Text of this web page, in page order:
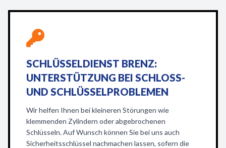
SCHLÜSSELDIENST BRENZ:
UNTERSTÜTZUNG BEI SCHLOSS-
UND SCHLÜSSELPROBLEMEN
Wir helfen Ihnen bei kleineren Störungen wie
klemmenden Zylindern oder abgebrochenen
Schlüsseln. Auf Wunsch können Sie bei uns auch
Sicherheitsschlüssel nachmachen lassen, sofern die